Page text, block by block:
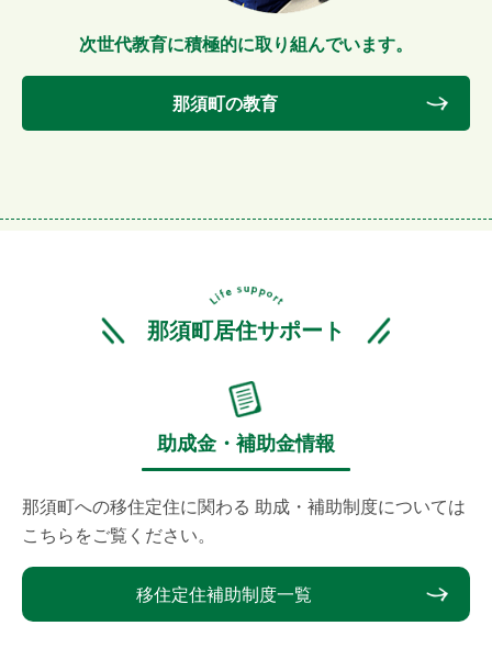
次世代教育に積極的に取り組んでいます。
那須町の教育
那須町居住サポート
助成金・補助金情報
那須町への移住定住に関わる 助成・補助制度については
こちらをご覧ください。
移住定住補助制度一覧